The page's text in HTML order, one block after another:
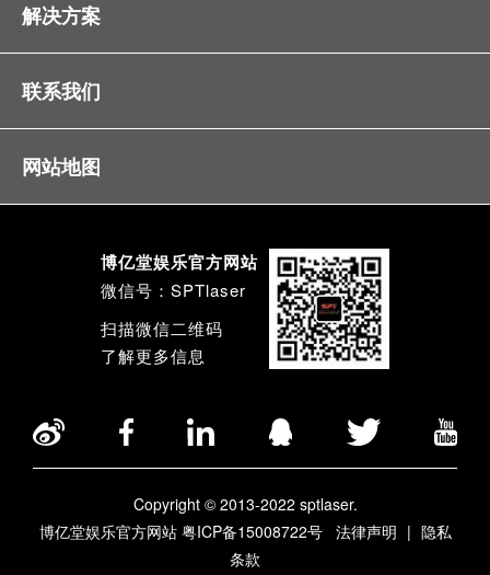
解决方案
联系我们
网站地图
博亿堂娱乐官方网站
微信号：SPTlaser
扫描微信二维码
了解更多信息
Copyright © 2013-2022 sptlaser.
博亿堂娱乐官方网站 粤ICP备15008722号
法律声明 | 隐私
条款